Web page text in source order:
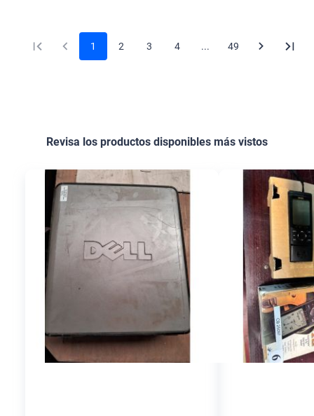
1 2 3 4 ... 49
Revisa los productos disponibles más vistos